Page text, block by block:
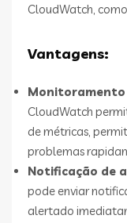
CloudWatch,
Vantagens:
CloudWatch
de métricas,
problemas
Notificação de
pode enviar
alertado